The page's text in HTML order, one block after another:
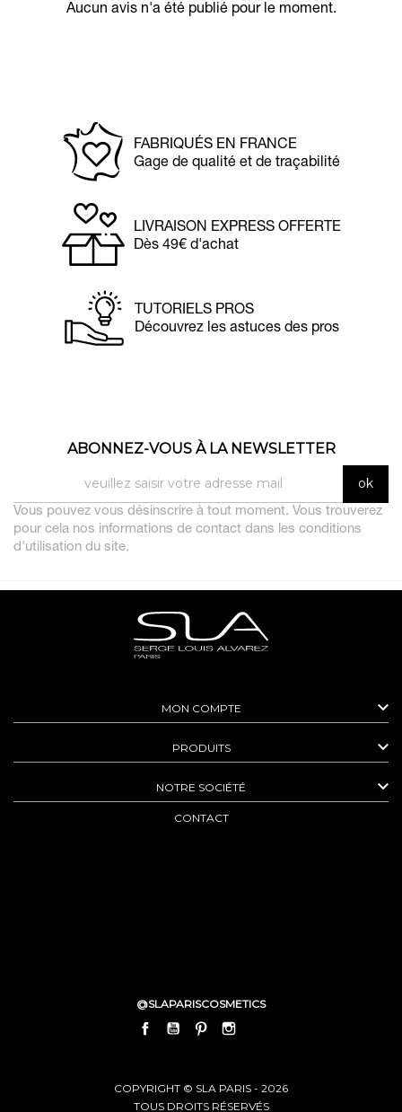
Aucun avis n'a été publié pour le moment.
FABRIQUÉS EN FRANCE
Gage de qualité et de traçabilité
LIVRAISON EXPRESS OFFERTE
Dès 49€ d'achat
TUTORIELS PROS
Découvrez les astuces des pros
ABONNEZ-VOUS À LA NEWSLETTER
Vous pouvez vous désinscrire à tout moment. Vous trouverez
pour cela nos informations de contact dans les conditions
d'utilisation du site.
MON COMPTE 
PRODUITS 
NOTRE SOCIÉTÉ 
CONTACT
@SLAPARISCOSMETICS
FACEBOOKYOUTUBEPINTEREST
COPYRIGHT © SLA PARIS - 2026
TOUS DROITS RÉSERVÉS